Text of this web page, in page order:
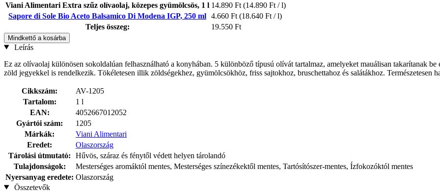
Viani Alimentari Extra szűz olívaolaj, közepes gyümölcsös, 1 l 14.890 Ft (14.890 Ft / l)
Sapore di Sole Bio Aceto Balsamico Di Modena IGP, 250 ml 4.660 Ft (18.640 Ft / l)
Teljes összeg:
19.550 Ft
Mindkettő a kosárba
Leírás
Ez az olívaolaj különösen sokoldalúan felhasználható a konyhában. 5 különböző típusú olívát tartalmaz, amelyeket mauálisan takarítanak
zöld jegyekkel is rendelkezik. Tökéletesen illik zöldségekhez, gyümölcsökhöz, friss sajtokhoz, bruschettahoz és salátákhoz. Természetesen
Cikkszám:
AV-1205
Tartalom:
1 l
EAN:
4052667012052
Gyártói szám:
1205
Márkák:
Viani Alimentari
Eredet:
Olaszország
Tárolási útmutató:
Hűvös, száraz és fénytől védett helyen tárolandó
Tulajdonságok:
Mesterséges aromáktól mentes, Mesterséges színezékektől mentes, Tartósítószer-mentes, Ízfokozóktól mentes
Nyersanyag eredete: Olaszország
Összetevők